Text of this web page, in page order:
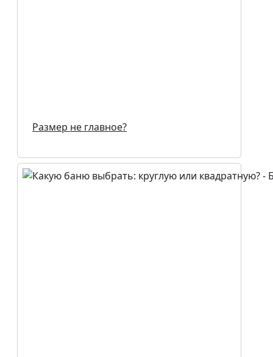
Размер не главное?